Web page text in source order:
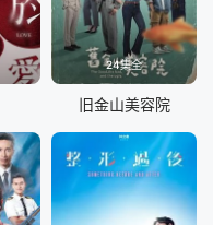
24集全
旧金山美容院